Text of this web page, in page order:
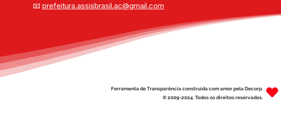
📧 prefeitura.assisbrasil.ac@gmail.com
Ferramenta de Transparência construída com amor pela Decorp.
© 2009-2024. Todos os direitos reservados.